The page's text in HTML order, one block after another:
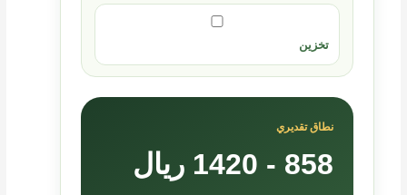
تخزين
نطاق تقديري
858 - 1420 ريال